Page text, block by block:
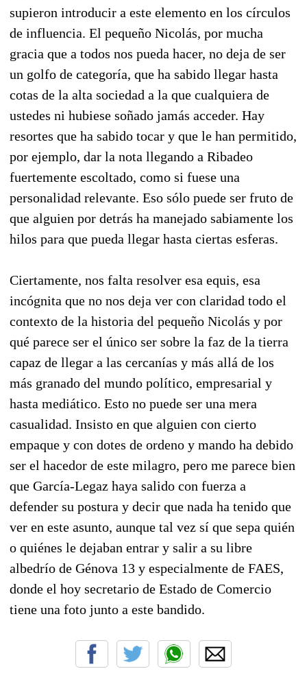
supieron introducir a este elemento en los círculos
de influencia. El pequeño Nicolás, por mucha
gracia que a todos nos pueda hacer, no deja de ser
un golfo de categoría, que ha sabido llegar hasta
cotas de la alta sociedad a la que cualquiera de
ustedes ni hubiese soñado jamás acceder. Hay
resortes que ha sabido tocar y que le han permitido,
por ejemplo, dar la nota llegando a Ribadeo
fuertemente escoltado, como si fuese una
personalidad relevante. Eso sólo puede ser fruto de
que alguien por detrás ha manejado sabiamente los
hilos para que pueda llegar hasta ciertas esferas.
Ciertamente, nos falta resolver esa equis, esa
incógnita que no nos deja ver con claridad todo el
contexto de la historia del pequeño Nicolás y por
qué parece ser el único ser sobre la faz de la tierra
capaz de llegar a las cercanías y más allá de los
más granado del mundo político, empresarial y
hasta mediático. Esto no puede ser una mera
casualidad. Insisto en que alguien con cierto
empaque y con dotes de ordeno y mando ha debido
ser el hacedor de este milagro, pero me parece bien
que García-Legaz haya salido con fuerza a
defender su postura y decir que nada ha tenido que
ver en este asunto, aunque tal vez sí que sepa quién
o quiénes le dejaban entrar y salir a su libre
albedrío de Génova 13 y especialmente de FAES,
donde el hoy secretario de Estado de Comercio
tiene una foto junto a este bandido.